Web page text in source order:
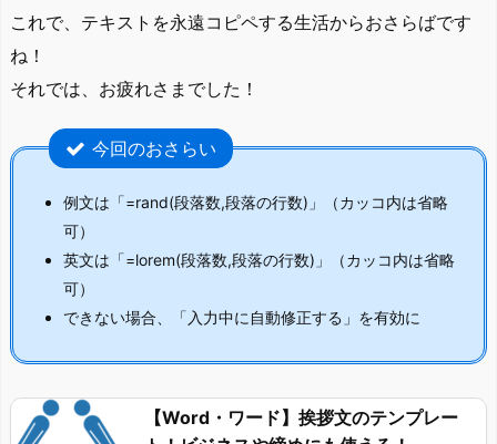
これで、テキストを永遠コピペする生活からおさらばです
ね！
それでは、お疲れさまでした！
今回のおさらい
例文は「=rand(段落数,段落の行数)」（カッコ内は省略
可）
英文は「=lorem(段落数,段落の行数)」（カッコ内は省略
可）
できない場合、「入力中に自動修正する」を有効に
【Word・ワード】挨拶文のテンプレー